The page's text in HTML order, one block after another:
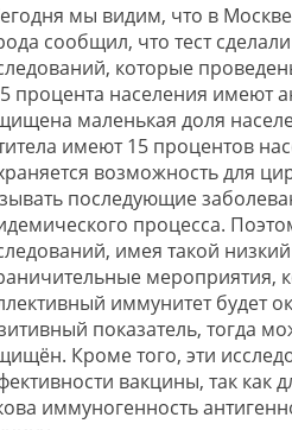
мы видим, что в
сообщил, что тест
которые
процента населения имеют
маленькая доля
имеют 15 процентов
возможность для
последующие
процесса.
имея такой
мероприятия,
иммунитет будет
показатель, тогда
Кроме того, эти
вакцины, так как
иммуногенность